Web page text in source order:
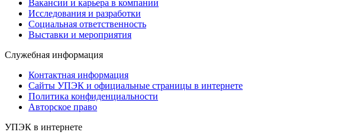
Вакансии и карьера в компании
Исследования и разработки
Социальная ответственность
Выставки и мероприятия
Служебная информация
Контактная информация
Сайты УПЭК и официальные страницы в интернете
Политика конфиденциальности
Авторское право
УПЭК в интернете